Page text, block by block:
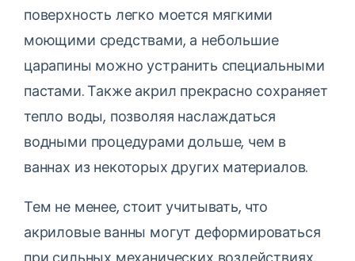
поверхность легко моется мягкими
моющими средствами, а небольшие
царапины можно устранить специальными
пастами. Также акрил прекрасно сохраняет
тепло воды, позволяя наслаждаться
водными процедурами дольше, чем в
ваннах из некоторых других материалов.
Тем не менее, стоит учитывать, что
акриловые ванны могут деформироваться